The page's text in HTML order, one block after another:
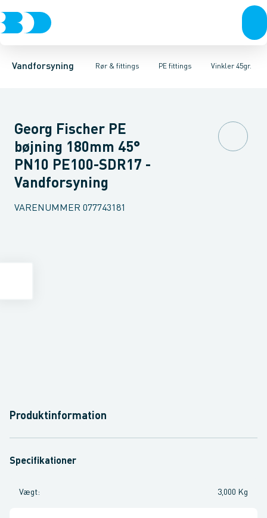
Vandforsyning Rør & fittings
Rør & fittingsKoblinger & anboringerMuffer, klemmer &
PE fittings
PE rørPE EL fittingsPE fittings Duktiljern fittingsVinkler 45gr.
Vinkler 90gr.Vinkler 60gr.Vinkler 45gr.Vinkler 30gr.Vinkler
Georg Fischer PE
bøjning 180mm 45°
PN10 PE100-SDR17 -
Vandforsyning
VARENUMMER 077743181
Produktinformation
Specifikationer
Vægt: 3,000 Kg